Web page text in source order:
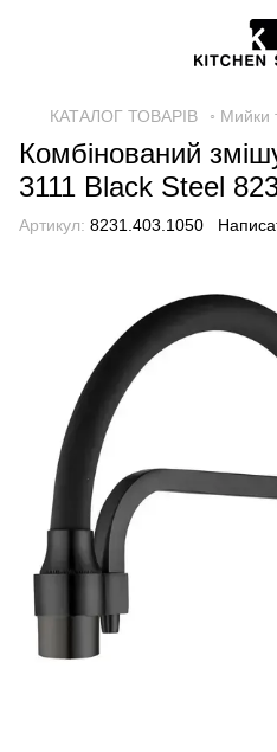
КАТАЛОГ ТОВАРІВ ◦ Мийки
Комбінований
3111 Black Steel
Артикул: 8231.403.1050